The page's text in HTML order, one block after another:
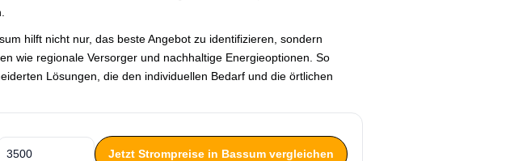
hilft nicht nur, das beste Angebot zu identifizieren, sondern
wie regionale Versorger und nachhaltige Energieoptionen. So
Lösungen, die den individuellen Bedarf und die örtlichen
Jetzt Strompreise in Bassum vergleichen